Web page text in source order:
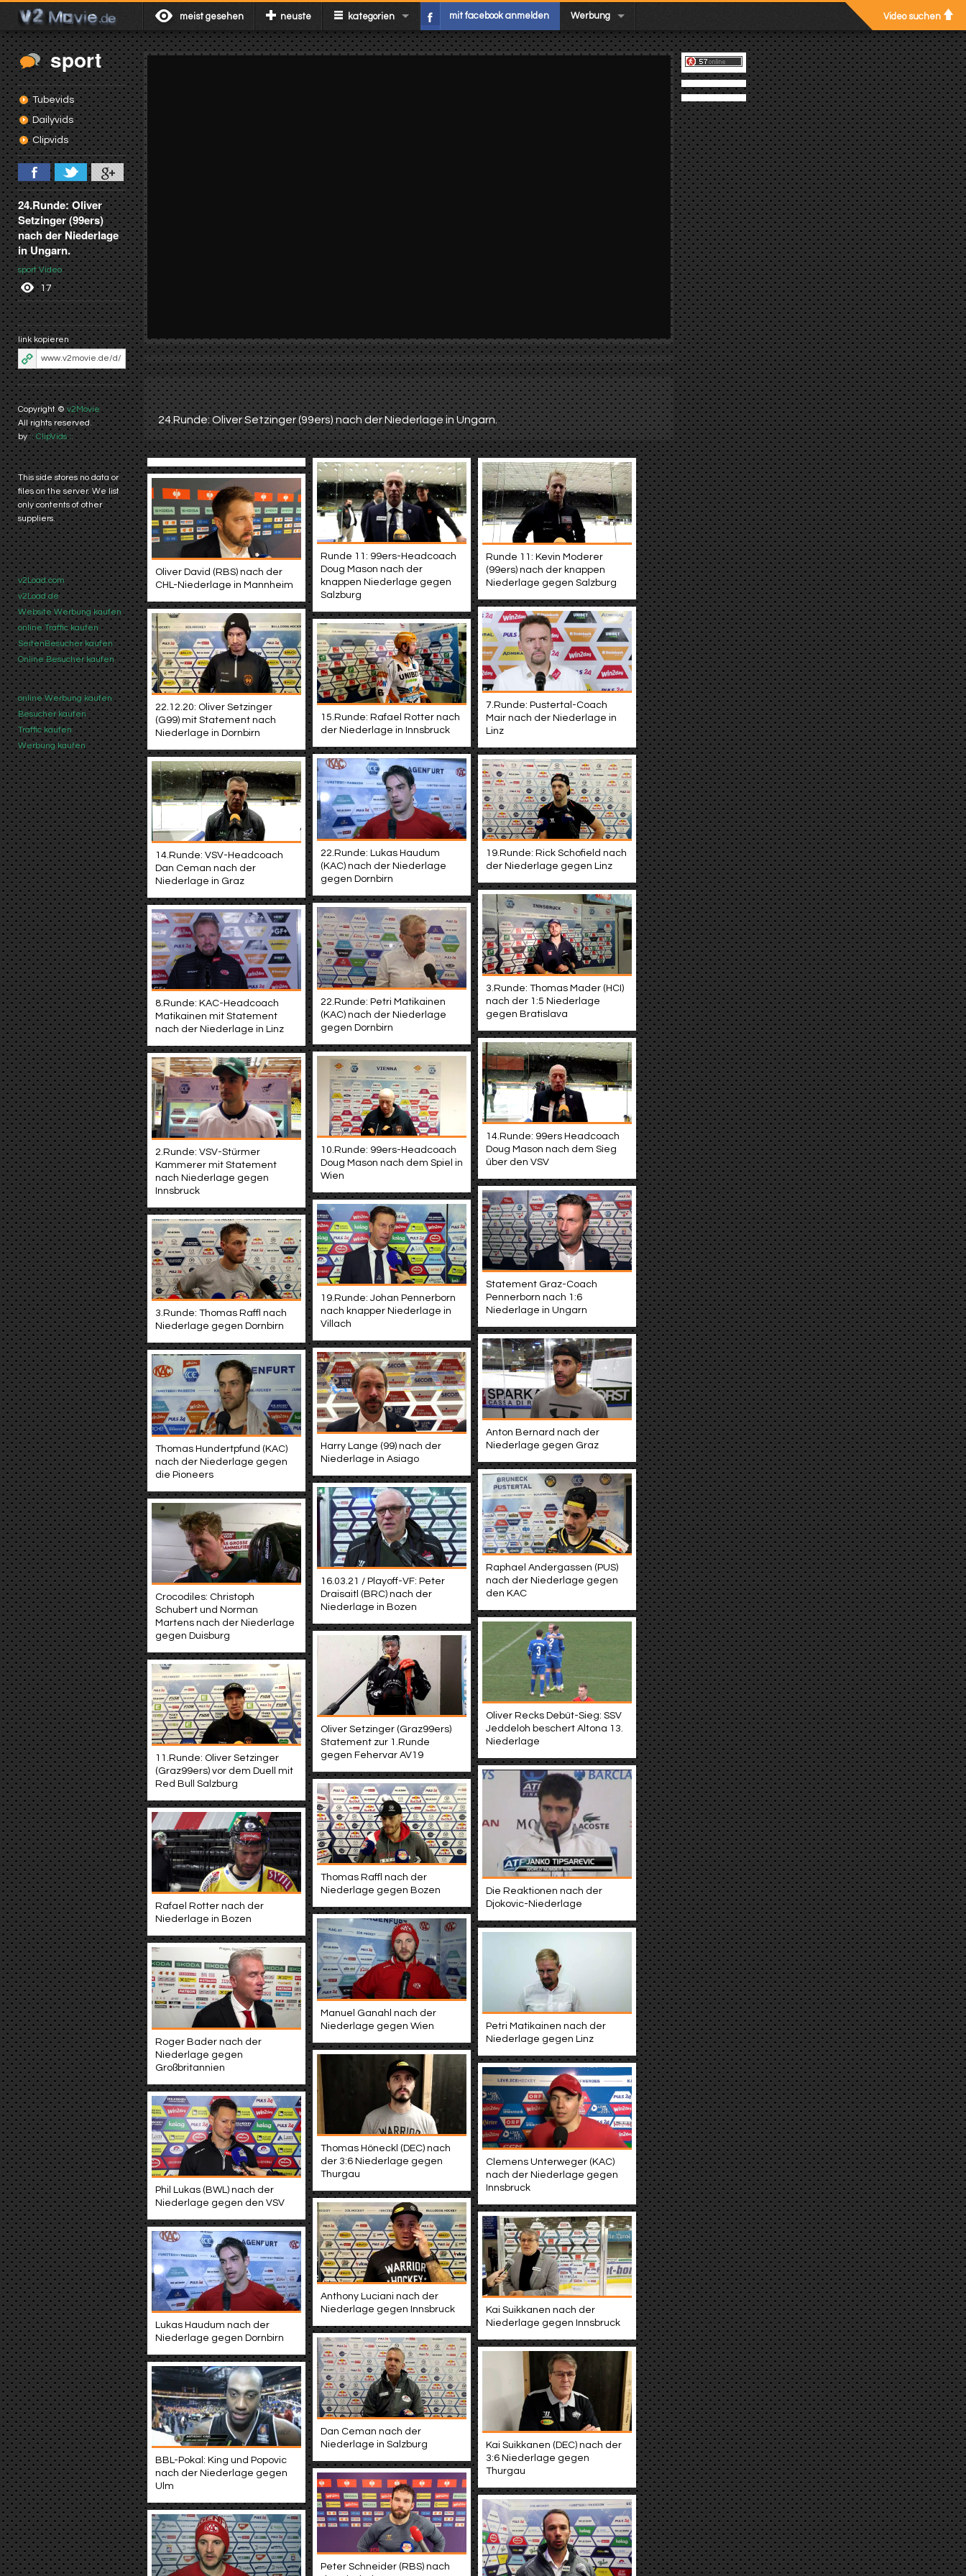
meist gesehen neuste kategorien mit facebook anmelden Werbung Video suchen
sport
Tubevids
Dailyvids
Clipvids
24.Runde: Oliver
Setzinger (99ers)
nach der Niederlage
in Ungarn.
sport Video
17
link kopieren
Copyright © v2Movie
All rights reserved.
by:: ClipVids ::
This side stores no data or
files on the server. We list
only contents of other
suppliers.
v2Load.com
v2Load.de
Website Werbung kaufen
online Traffic kaufen
SeitenBesucher kaufen
Online Besucher kaufen
online Werbung kaufen
Besucher kaufen
Traffic kaufen
Werbung kaufen
24.Runde: Oliver Setzinger (99ers) nach der Niederlage in Ungarn.
Runde 11: 99ers-Headcoach
Doug Mason nach der
knappen Niederlage gegen
Salzburg
Runde 11: Kevin Moderer
(99ers) nach der knappen
Niederlage gegen Salzburg
Oliver David (RBS) nach der
CHL-Niederlage in Mannheim
7.Runde: Pustertal-Coach
Mair nach der Niederlage in
Linz
22.12.20: Oliver Setzinger
(G99) mit Statement nach
Niederlage in Dornbirn
15.Runde: Rafael Rotter nach
der Niederlage in Innsbruck
22.Runde: Lukas Haudum
(KAC) nach der Niederlage
gegen Dornbirn
19.Runde: Rick Schofield nach
der Niederlage gegen Linz
14.Runde: VSV-Headcoach
Dan Ceman nach der
Niederlage in Graz
3.Runde: Thomas Mader (HCI)
nach der 1:5 Niederlage
gegen Bratislava
22.Runde: Petri Matikainen
(KAC) nach der Niederlage
gegen Dornbirn
8.Runde: KAC-Headcoach
Matikainen mit Statement
nach der Niederlage in Linz
14.Runde: 99ers Headcoach
Doug Mason nach dem Sieg
über den VSV
10.Runde: 99ers-Headcoach
Doug Mason nach dem Spiel in
Wien
2.Runde: VSV-Stürmer
Kammerer mit Statement
nach Niederlage gegen
Innsbruck
Statement Graz-Coach
Pennerborn nach 1:6
Niederlage in Ungarn
19.Runde: Johan Pennerborn
nach knapper Niederlage in
Villach
3.Runde: Thomas Raffl nach
Niederlage gegen Dornbirn
Anton Bernard nach der
Niederlage gegen Graz
Harry Lange (99) nach der
Niederlage in Asiago
Thomas Hundertpfund (KAC)
nach der Niederlage gegen
die Pioneers
Raphael Andergassen (PUS)
nach der Niederlage gegen
den KAC
16.03.21 / Playoff-VF: Peter
Draisaitl (BRC) nach der
Niederlage in Bozen
Crocodiles: Christoph
Schubert und Norman
Martens nach der Niederlage
gegen Duisburg
Oliver Recks Debüt-Sieg: SSV
Jeddeloh beschert Altona 13.
Niederlage
Oliver Setzinger (Graz99ers)
Statement zur 1.Runde
gegen Fehervar AV19
11.Runde: Oliver Setzinger
(Graz99ers) vor dem Duell mit
Red Bull Salzburg
Die Reaktionen nach der
Djokovic-Niederlage
Thomas Raffl nach der
Niederlage gegen Bozen
Rafael Rotter nach der
Niederlage in Bozen
Manuel Ganahl nach der
Niederlage gegen Wien
Petri Matikainen nach der
Niederlage gegen Linz
Roger Bader nach der
Niederlage gegen
Großbritannien
Thomas Höneckl (DEC) nach
der 3:6 Niederlage gegen
Thurgau
Clemens Unterweger (KAC)
nach der Niederlage gegen
Innsbruck
Phil Lukas (BWL) nach der
Niederlage gegen den VSV
Anthony Luciani nach der
Niederlage gegen Innsbruck
Kai Suikkanen nach der
Niederlage gegen Innsbruck
Lukas Haudum nach der
Niederlage gegen Dornbirn
Dan Ceman nach der
Niederlage in Salzburg
Kai Suikkanen (DEC) nach der
3:6 Niederlage gegen
Thurgau
BBL-Pokal: King und Popovic
nach der Niederlage gegen
Ulm
Peter Schneider (RBS) nach